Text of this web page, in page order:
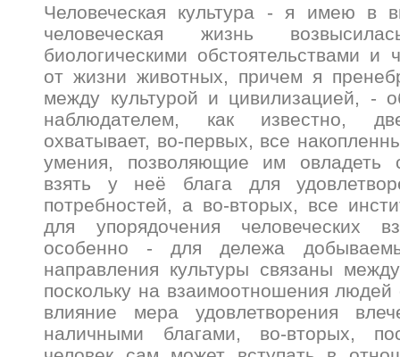
Человеческая культура - я имею в
человеческая жизнь
биологическими обстоятельствами и
от жизни животных, причем я
между культурой и цивилизацией, -
наблюдателем, как известно,
охватывает, во-первых, все
умения, позволяющие им овладеть
взять у неё блага для
потребностей, а во-вторых, все
для упорядочения человеческих
особенно - для дележа
направления культуры связаны
поскольку на взаимоотношения людей
влияние мера удовлетворения
наличными благами, во-вторых,